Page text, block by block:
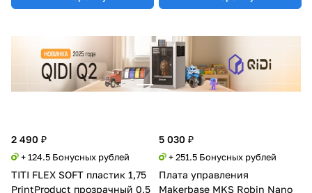
2 490 ₽
+ 124.5 Бонусных рублей
TITI FLEX SOFT пластик 1,75
PrintProduct прозрачный 0,5
5 030 ₽
+ 251.5 Бонусных рублей
Плата управления
Makerbase MKS Robin Nano